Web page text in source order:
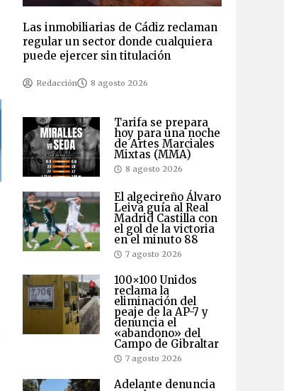
Las inmobiliarias de Cádiz reclaman
regular un sector donde cualquiera
puede ejercer sin titulación
Redacción 8 agosto 2026
Tarifa se prepara
hoy para una noche
de Artes Marciales
Mixtas (MMA)
8 agosto 2026
El algecireño Álvaro
Leiva guía al Real
Madrid Castilla con
el gol de la victoria
en el minuto 88
7 agosto 2026
100×100 Unidos
reclama la
eliminación del
peaje de la AP-7 y
denuncia el
«abandono» del
Campo de Gibraltar
7 agosto 2026
Adelante denuncia